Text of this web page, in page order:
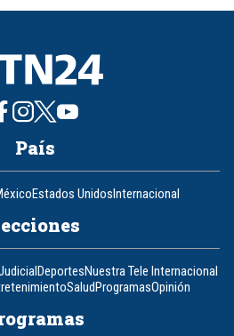
País
Estados UnidosInternacional
DeportesNuestra Tele Internacional
SaludProgramasOpinión